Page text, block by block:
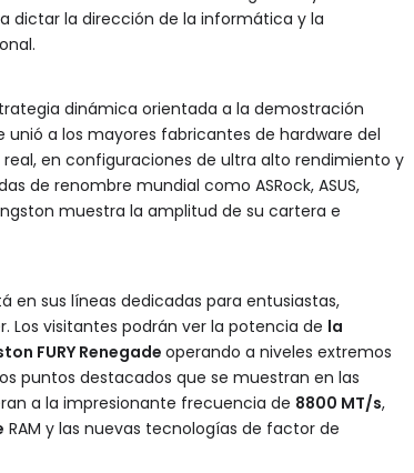
dictar la dirección de la informática y la
dinámica orientada a la demostración
a los mayores fabricantes de hardware del
en configuraciones de ultra alto rendimiento y
de renombre mundial como ASRock, ASUS,
muestra la amplitud de su cartera e
en sus líneas dedicadas para entusiastas,
Los visitantes podrán ver la potencia de la
FURY Renegade operando a niveles extremos
puntos destacados que se muestran en las
a la impresionante frecuencia de 8800 MT/s,
RAM y las nuevas tecnologías de factor de